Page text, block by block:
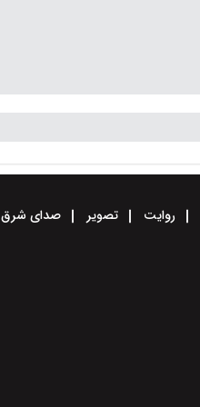
روایت تصویر صدای شرق